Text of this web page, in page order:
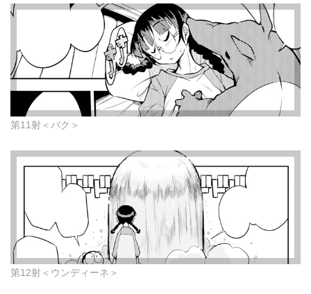
第11射＜バク＞
第12射＜ウンディーネ＞